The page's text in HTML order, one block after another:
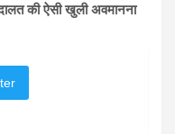
की ऐसी खुली अवमानना